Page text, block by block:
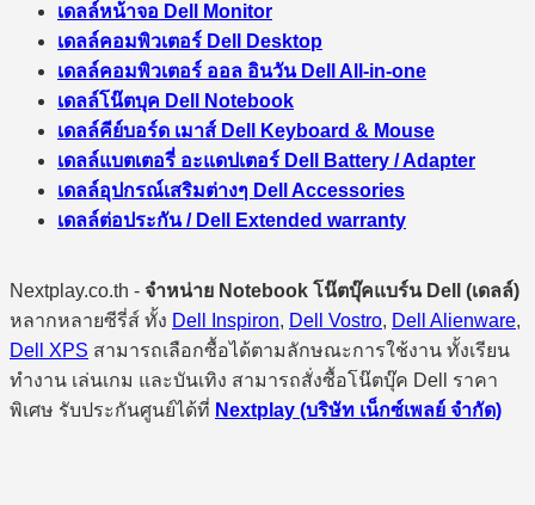
เดลล์หน้าจอ Dell Monitor
เดลล์คอมพิวเตอร์ Dell Desktop
เดลล์คอมพิวเตอร์ ออล อินวัน Dell All-in-one
เดลล์โน๊ตบุค Dell Notebook
เดลล์คีย์บอร์ด เมาส์ Dell Keyboard & Mouse
เดลล์แบตเตอรี่ อะแดปเตอร์ Dell Battery / Adapter
เดลล์อุปกรณ์เสริมต่างๆ Dell Accessories
เดลล์ต่อประกัน / Dell Extended warranty
Nextplay.co.th - จำหน่าย Notebook โน๊ตบุ๊คแบร์น Dell (เดลล์)
หลากหลายซีรี่ส์ ทั้ง Dell Inspiron, Dell Vostro, Dell Alienware,
Dell XPS สามารถเลือกซื้อได้ตามลักษณะการใช้งาน ทั้งเรียน
ทำงาน เล่นเกม และบันเทิง สามารถสั่งซื้อโน๊ตบุ๊ค Dell ราคา
พิเศษ รับประกันศูนย์ได้ที่ Nextplay (บริษัท เน็กซ์เพลย์ จำกัด)